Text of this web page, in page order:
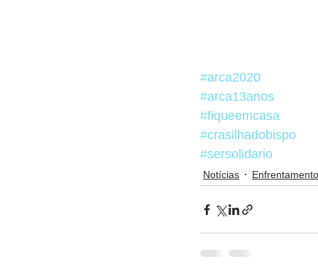
#arca2020
#arca13anos
#fiqueemcasa
#crasilhadobispo
#sersolidario
Notícias